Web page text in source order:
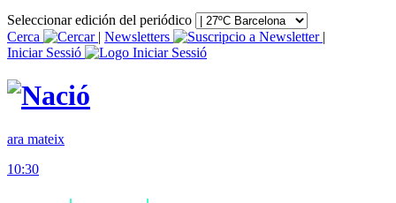
Seleccionar edición del periódico
Cerca
| Newsletters
|
Iniciar Sessió
ara mateix
10:30